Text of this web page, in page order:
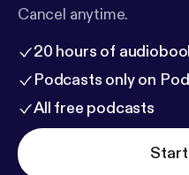
Cancel anytime.
20 hours of
Podcasts only on
All free podcasts